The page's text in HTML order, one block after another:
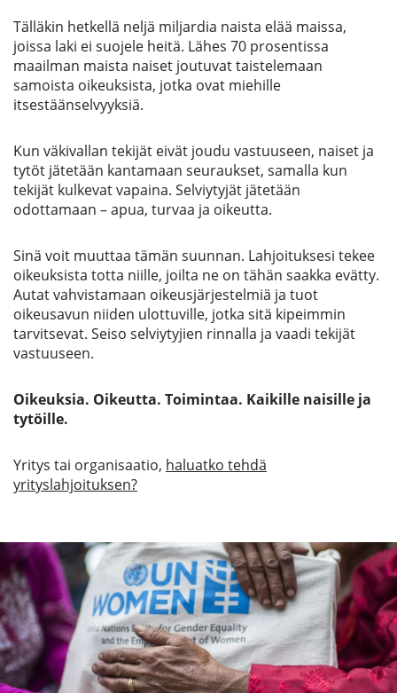
Tälläkin hetkellä neljä miljardia naista elää maissa,
joissa laki ei suojele heitä. Lähes 70 prosentissa
maailman maista naiset joutuvat taistelemaan
samoista oikeuksista, jotka ovat miehille
itsestäänselvyyksiä.
Kun väkivallan tekijät eivät joudu vastuuseen, naiset ja
tytöt jätetään kantamaan seuraukset, samalla kun
tekijät kulkevat vapaina. Selviytyjät jätetään
odottamaan – apua, turvaa ja oikeutta.
Sinä voit muuttaa tämän suunnan. Lahjoituksesi tekee
oikeuksista totta niille, joilta ne on tähän saakka evätty.
Autat vahvistamaan oikeusjärjestelmiä ja tuot
oikeusavun niiden ulottuville, jotka sitä kipeimmin
tarvitsevat. Seiso selviytyjien rinnalla ja vaadi tekijät
vastuuseen.
Oikeuksia. Oikeutta. Toimintaa. Kaikille naisille ja
tytöille.
Yritys tai organisaatio, haluatko tehdä
yrityslahjoituksen?